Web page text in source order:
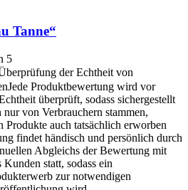
Tanne“
5
der Echtheit von
Jede Produktbewertung wird vor
überprüft, sodass sichergestellt
von Verbrauchern stammen,
Produkte auch tatsächlich erworben
findet händisch und persönlich durch
Abgleichs der Bewertung mit
statt, sodass ein
zur notwendigen